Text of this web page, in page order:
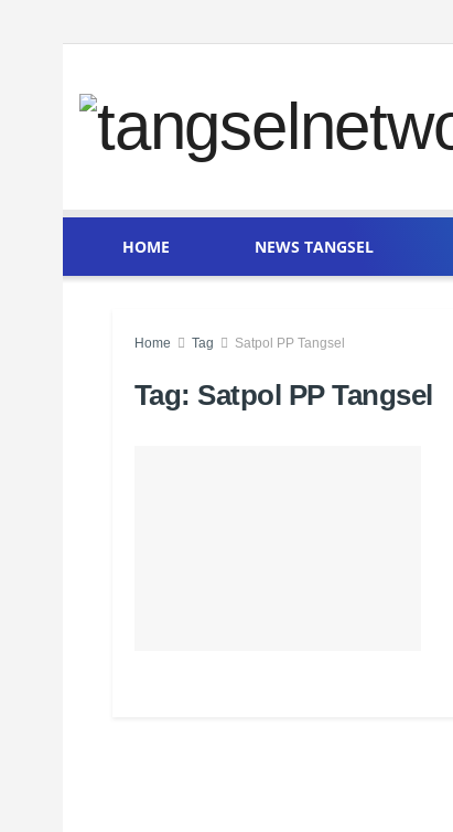
HOME NEWS TANGSEL
Home Tag Satpol PP Tangsel
Tag: Satpol PP Tangsel